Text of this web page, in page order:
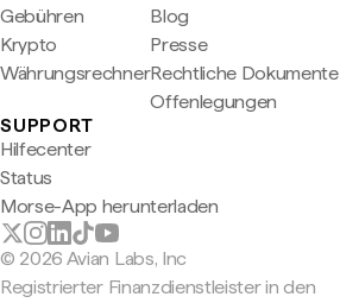
Gebühren
Krypto
Währungsrechner
Blog
Presse
Rechtliche Dokumente
Offenlegungen
SUPPORT
Hilfecenter
Status
Morse-App herunterladen
© 2026 Avian Labs, Inc
Registrierter Finanzdienstleister in den